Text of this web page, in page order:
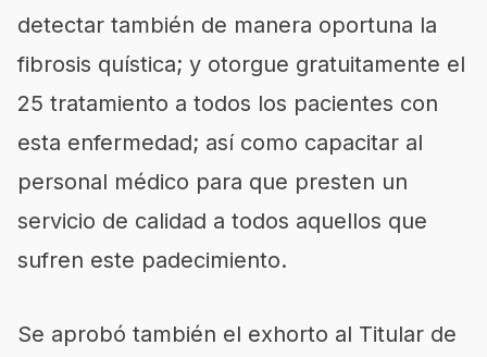
detectar también de manera oportuna la
fibrosis quística; y otorgue gratuitamente el
25 tratamiento a todos los pacientes con
esta enfermedad; así como capacitar al
personal médico para que presten un
servicio de calidad a todos aquellos que
sufren este padecimiento.
Se aprobó también el exhorto al Titular de